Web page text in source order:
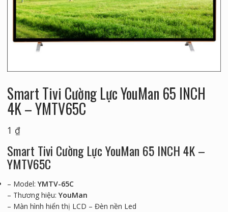
Smart Tivi Cường Lực YouMan 65 INCH
4K – YMTV65C
1 ₫
Smart Tivi Cường Lực YouMan 65 INCH 4K –
YMTV65C
– Model: YMTV-65C
– Thương hiệu: YouMan
– Màn hình hiển thị LCD – Đèn nền Led